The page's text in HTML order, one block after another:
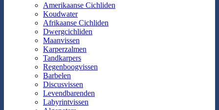
Amerikaanse Cichliden
Koudwater
Afrikaanse Cichliden
Dwergcichliden
Maanvissen
Karperzalmen
Tandkarpers
Regenboogvissen
Barbelen
Discusvissen
Levendbarenden
Labyrintvissen